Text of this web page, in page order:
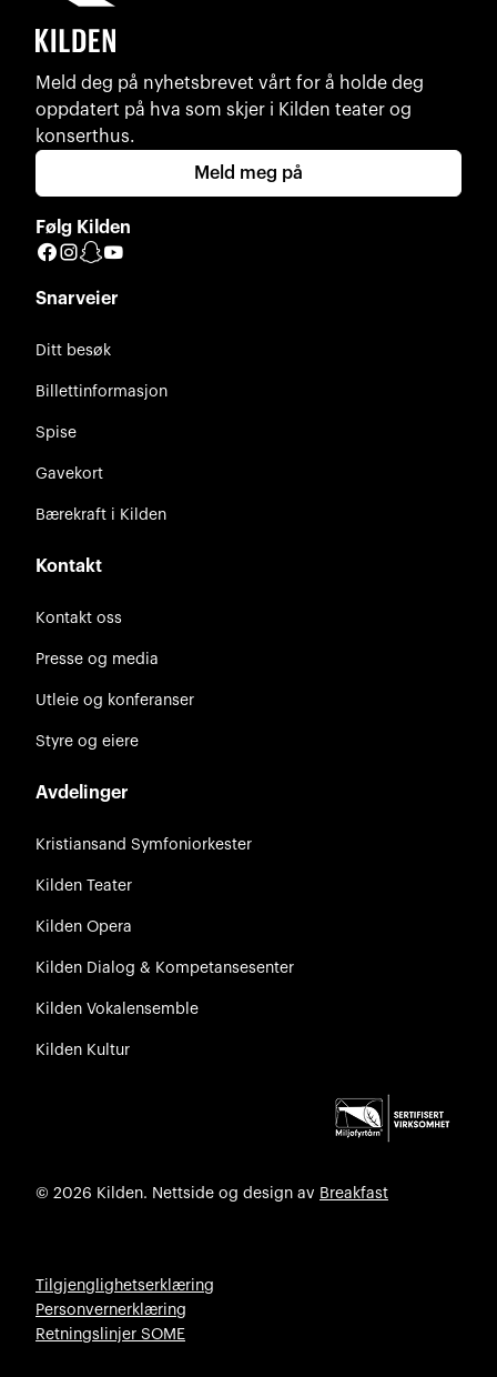
Meld deg på nyhetsbrevet vårt for å holde deg
oppdatert på hva som skjer i Kilden teater og
konserthus.
Meld meg på
Følg Kilden
Facebook
Instagram
Snapchat
Snarveier
Ditt besøk
Billettinformasjon
Spise
Gavekort
Bærekraft i Kilden
Kontakt
Kontakt oss
Presse og media
Utleie og konferanser
Styre og eiere
Avdelinger
Kristiansand Symfoniorkester
Kilden Teater
Kilden Opera
Kilden Dialog & Kompetansesenter
Kilden Vokalensemble
Kilden Kultur
© 2026 Kilden. Nettside og design av Breakfast
Tilgjenglighetserklæring
Personvernerklæring
Retningslinjer SOME